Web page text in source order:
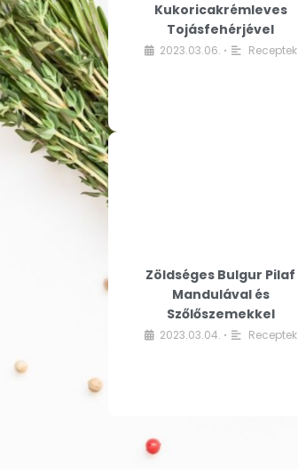
Kukoricakrémleves
Tojásfehérjével
2023.03.06. • Receptek
Zöldséges Bulgur Pilaf
Mandulával és
Szőlőszemekkel
2023.03.04. • Receptek